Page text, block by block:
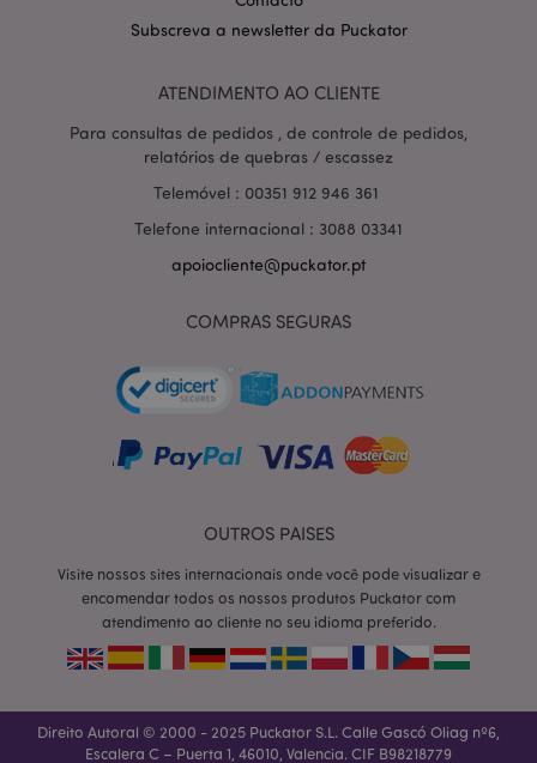
Subscreva a newsletter da Puckator
ATENDIMENTO AO CLIENTE
Para consultas de pedidos , de controle de pedidos,
relatórios de quebras / escassez
Telemóvel : 00351 912 946 361
Telefone internacional : 3088 03341
apoiocliente@puckator.pt
COMPRAS SEGURAS
OUTROS PAISES
Visite nossos sites internacionais onde você pode visualizar e
encomendar todos os nossos produtos Puckator com
atendimento ao cliente no seu idioma preferido.
Direito Autoral © 2000 - 2025 Puckator S.L. Calle Gascó Oliag nº6,
Escalera C – Puerta 1, 46010, Valencia. CIF B98218779
PHPSESSID
PHP.net
.www.puckator.pt
www.puckator.pt